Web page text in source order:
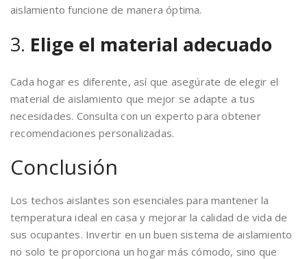
aislamiento funcione de manera óptima.
3. Elige el material adecuado
Cada hogar es diferente, así que asegúrate de elegir el
material de aislamiento que mejor se adapte a tus
necesidades. Consulta con un experto para obtener
recomendaciones personalizadas.
Conclusión
Los techos aislantes son esenciales para mantener la
temperatura ideal en casa y mejorar la calidad de vida de
sus ocupantes. Invertir en un buen sistema de aislamiento
no solo te proporciona un hogar más cómodo, sino que